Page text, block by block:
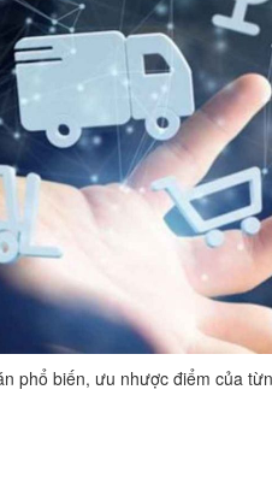
phổ biến, ưu nhược điểm của